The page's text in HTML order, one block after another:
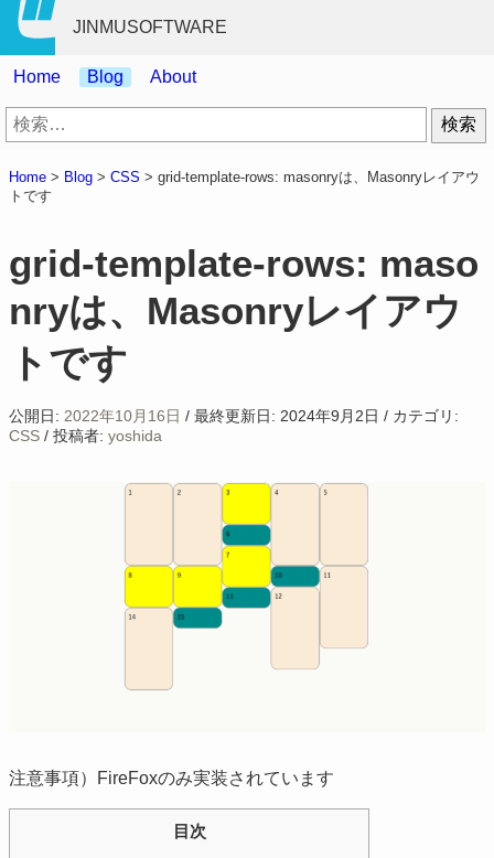
JINMUSOFTWARE
Home Blog About
検
索:
Home > Blog > CSS > grid-template-rows: masonryは、Masonryレイアウ
トです
grid-template-rows: maso
nryは、Masonryレイアウ
トです
公開日: 2022年10月16日 / 最終更新日: 2024年9月2日 / カテゴリ:
CSS / 投稿者: yoshida
注意事項）FireFoxのみ実装されています
目次